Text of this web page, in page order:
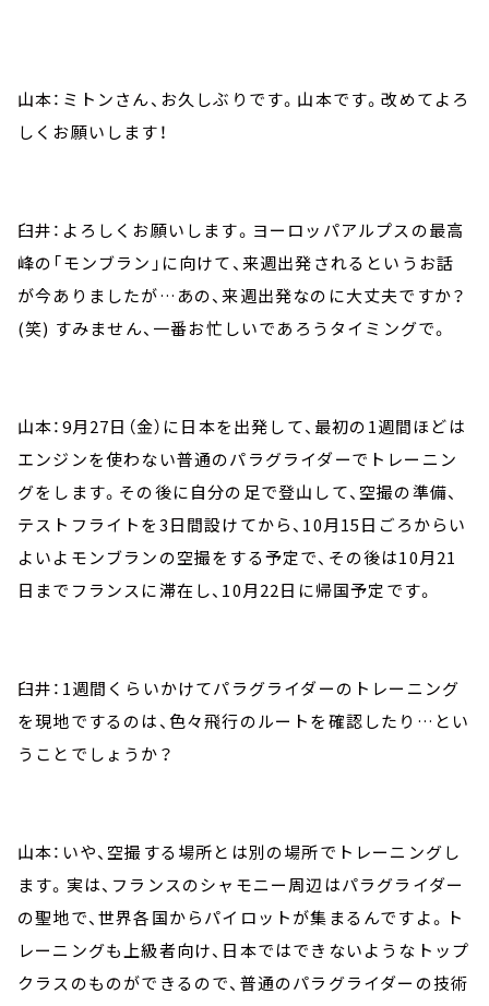
山本：ミトンさん、お久しぶりです。山本です。改めてよろ
しくお願いします！
臼井：よろしくお願いします。ヨーロッパアルプスの最高
峰の「モンブラン」に向けて、来週出発されるというお話
が今ありましたが…あの、来週出発なのに大丈夫ですか？
(笑) すみません、一番お忙しいであろうタイミングで。
山本：9月27日（金）に日本を出発して、最初の1週間ほどは
エンジンを使わない普通のパラグライダーでトレーニン
グをします。その後に自分の足で登山して、空撮の準備、
テストフライトを3日間設けてから、10月15日ごろからい
よいよモンブランの空撮をする予定で、その後は10月21
日までフランスに滞在し、10月22日に帰国予定です。
臼井：1週間くらいかけてパラグライダーのトレーニング
を現地でするのは、色々飛行のルートを確認したり…とい
うことでしょうか？
山本：いや、空撮する場所とは別の場所でトレーニングし
ます。実は、フランスのシャモニー周辺はパラグライダー
の聖地で、世界各国からパイロットが集まるんですよ。ト
レーニングも上級者向け、日本ではできないようなトップ
クラスのものができるので、普通のパラグライダーの技術